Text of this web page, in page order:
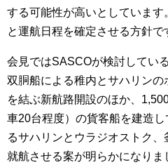
する可能性が高いとしていま
と運航日程を確定させる方針で
会見ではSASCOが検討してい
双胴船による稚内とサハリンの
を結ぶ新航路開設のほか、
車20台程度）の貨客船を建造
るサハリンとウラジオストク
就航させる案が明らかになりま